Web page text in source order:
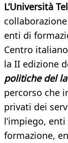
L’Università
enti di
Centro
la II edizione
politiche del
percorso che
privati dei
l’impiego,
formazione,